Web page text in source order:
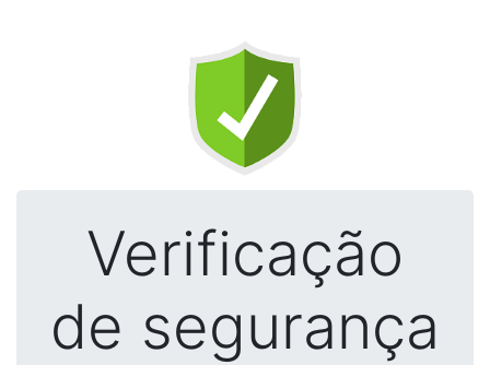
Verificação
de segurança